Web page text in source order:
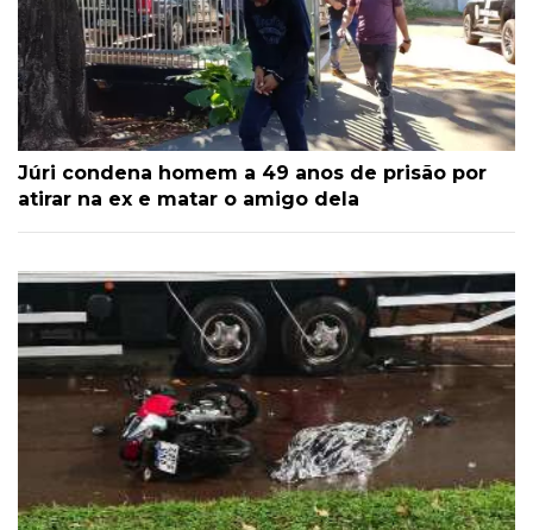
Júri condena homem a 49 anos de prisão por
atirar na ex e matar o amigo dela